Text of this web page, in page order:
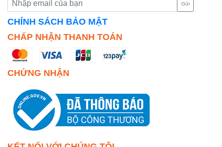
Gửi
CHÍNH SÁCH BẢO MẬT
CHẤP NHẬN THANH TOÁN
CHỨNG NHẬN